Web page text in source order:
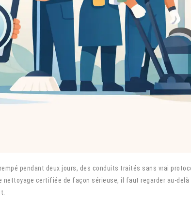
pendant deux jours, des conduits traités sans vrai
nettoyage certifiée de façon sérieuse, il faut regarder au-